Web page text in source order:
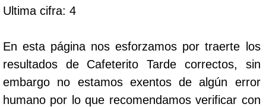
Ultima cifra: 4
En esta página nos esforzamos por traerte los
resultados de Cafeterito Tarde correctos, sin
embargo no estamos exentos de algún error
humano por lo que recomendamos verificar con